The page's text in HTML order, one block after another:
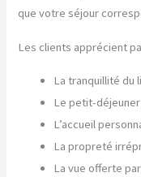
que votre séjour
Les clients apprécient
La tranquillité du
Le petit-
L’accueil
La propreté
La vue offerte